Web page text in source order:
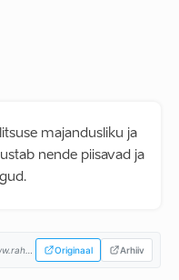
majandusliku ja
nende piisavad ja
Originaal Arhiiv